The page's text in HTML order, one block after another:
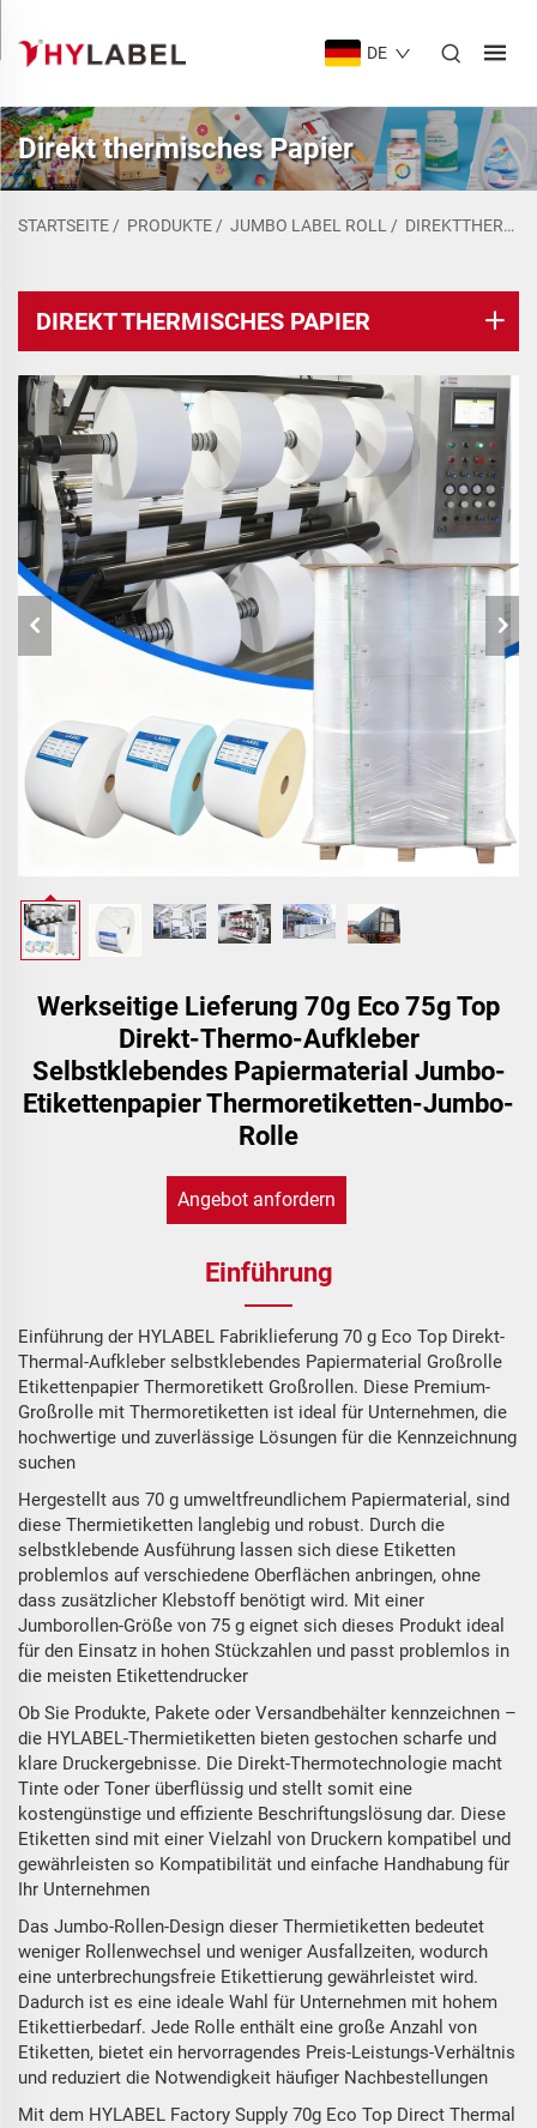
DE
Direkt thermisches Papier
STARTSEITE / PRODUKTE / JUMBO LABEL ROLL / DIREKTTHERMOPAPIER
DIREKT THERMISCHES PAPIER
Werkseitige Lieferung 70g Eco 75g Top
Direkt-Thermo-Aufkleber
Selbstklebendes Papiermaterial Jumbo-
Etikettenpapier Thermoretiketten-Jumbo-
Rolle
Angebot anfordern
Einführung
Einführung der HYLABEL Fabriklieferung 70 g Eco Top Direkt-
Thermal-Aufkleber selbstklebendes Papiermaterial Großrolle
Etikettenpapier Thermoretikett Großrollen. Diese Premium-
Großrolle mit Thermoretiketten ist ideal für Unternehmen, die
hochwertige und zuverlässige Lösungen für die Kennzeichnung
suchen
Hergestellt aus 70 g umweltfreundlichem Papiermaterial, sind
diese Thermietiketten langlebig und robust. Durch die
selbstklebende Ausführung lassen sich diese Etiketten
problemlos auf verschiedene Oberflächen anbringen, ohne
dass zusätzlicher Klebstoff benötigt wird. Mit einer
Jumborollen-Größe von 75 g eignet sich dieses Produkt ideal
für den Einsatz in hohen Stückzahlen und passt problemlos in
die meisten Etikettendrucker
Ob Sie Produkte, Pakete oder Versandbehälter kennzeichnen –
die HYLABEL-Thermietiketten bieten gestochen scharfe und
klare Druckergebnisse. Die Direkt-Thermotechnologie macht
Tinte oder Toner überflüssig und stellt somit eine
kostengünstige und effiziente Beschriftungslösung dar. Diese
Etiketten sind mit einer Vielzahl von Druckern kompatibel und
gewährleisten so Kompatibilität und einfache Handhabung für
Ihr Unternehmen
Das Jumbo-Rollen-Design dieser Thermietiketten bedeutet
weniger Rollenwechsel und weniger Ausfallzeiten, wodurch
eine unterbrechungsfreie Etikettierung gewährleistet wird.
Dadurch ist es eine ideale Wahl für Unternehmen mit hohem
Etikettierbedarf. Jede Rolle enthält eine große Anzahl von
Etiketten, bietet ein hervorragendes Preis-Leistungs-Verhältnis
und reduziert die Notwendigkeit häufiger Nachbestellungen
Mit dem HYLABEL Factory Supply 70g Eco Top Direct Thermal